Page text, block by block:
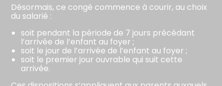
Désormais, ce congé commence à courir, au choix
du salarié :
soit pendant la période de 7 jours précédant
l’arrivée de l’enfant au foyer ;
soit le jour de l’arrivée de l’enfant au foyer ;
soit le premier jour ouvrable qui suit cette
arrivée.